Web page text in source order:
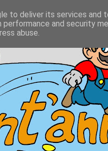
to deliver its services and
performance and security
abuse.